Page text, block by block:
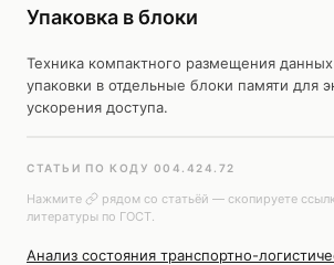
Упаковка в блоки
Техника компактного размещения
упаковки в отдельные блоки памяти для
ускорения доступа.
СТАТЬИ ПО КОДУ 004.424.72
Нажмите
рядом со статьёй — скопируете
литературы по ГОСТ.
Анализ состояния транспортно-